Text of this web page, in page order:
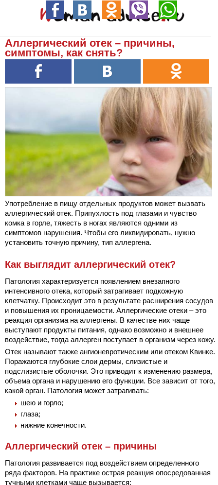
Аллергический отек – причины,
симптомы, как снять?
Употребление в пищу отдельных продуктов может вызвать
аллергический отек. Припухлость под глазами и чувство
комка в горле, тяжесть в ногах являются одними из
симптомов нарушения. Чтобы его ликвидировать, нужно
установить точную причину, тип аллергена.
Как выглядит аллергический отек?
Патология характеризуется появлением внезапного
интенсивного отека, который затрагивает подкожную
клетчатку. Происходит это в результате расширения сосудов
и повышения их проницаемости. Аллергические отеки – это
реакция организма на аллергены. В качестве них чаще
выступают продукты питания, однако возможно и внешнее
воздействие, тогда аллерген поступает в организм через кожу.
Отек называют также ангионевротическим или отеком Квинке.
Поражаются глубокие слои дермы, слизистые и
подслизистые оболочки. Это приводит к изменению размера,
объема органа и нарушению его функции. Все зависит от того,
какой орган. Патология может затрагивать:
шею и горло;
глаза;
нижние конечности.
Аллергический отек – причины
Патология развивается под воздействием определенного
ряда факторов. На практике острая реакция опосредованная
тучными клетками чаще вызывается: